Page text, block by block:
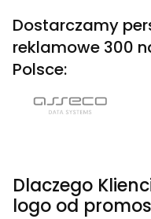
Dostarczamy
reklamowe 300
Polsce:
Dlaczego
logo od